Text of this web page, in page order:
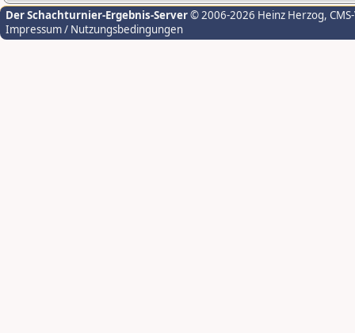
Der Schachturnier-Ergebnis-Server© 2006-2026 Heinz Herzog,
Impressum / Nutzungsbedingungen